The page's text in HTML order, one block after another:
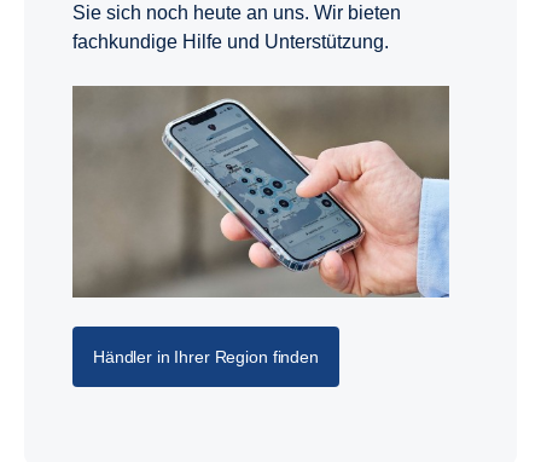
Sie sich noch heute an uns. Wir bieten
fachkundige Hilfe und Unterstützung.
Händler in Ihrer Region finden